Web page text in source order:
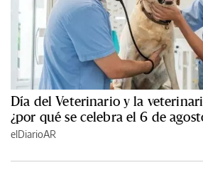
Día del Veterinario y la
¿por qué se celebra el 6 de
elDiarioAR